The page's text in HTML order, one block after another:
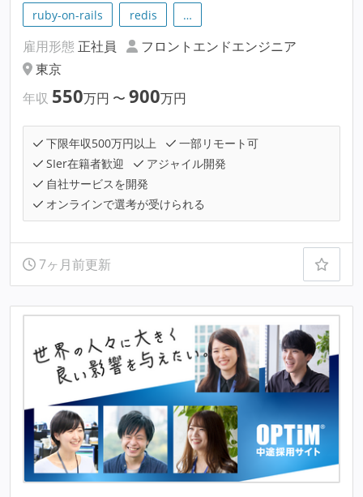
ruby-on-rails
redis …
雇用形態 正社員
フロントエンドエンジニア
東京
年収 550万円 〜 900万円
下限年収500万円以上
一部リモート可
SIer在籍者歓迎
アジャイル開発
自社サービスを開発
オンラインで選考が受けられる
7ヶ月前更新